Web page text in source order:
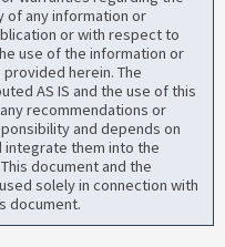
of any information or
or with respect to
use of the information or
herein. The
AS IS and the use of this
recommendations or
and depends on
integrate them into the
document and the
solely in connection with
document.